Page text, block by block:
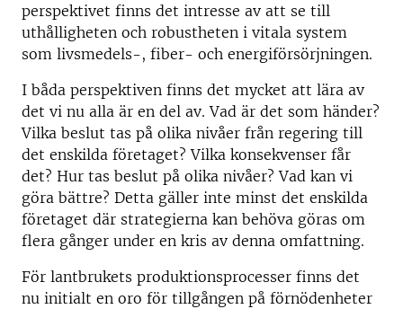
perspektivet finns det intresse av att se till
uthålligheten och robustheten i vitala system
som livsmedels-, fiber- och energiförsörjningen.
I båda perspektiven finns det mycket att lära av
det vi nu alla är en del av. Vad är det som händer?
Vilka beslut tas på olika nivåer från regering till
det enskilda företaget? Vilka konsekvenser får
det? Hur tas beslut på olika nivåer? Vad kan vi
göra bättre? Detta gäller inte minst det enskilda
företaget där strategierna kan behöva göras om
flera gånger under en kris av denna omfattning.
För lantbrukets produktionsprocesser finns det
nu initialt en oro för tillgången på förnödenheter